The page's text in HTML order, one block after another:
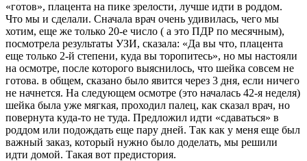
«готов», плацента на пике зрелости, лучше идти в роддом.
Что мы и сделали. Сначала врач очень удивилась, чего мы
хотим, еще же только 20-е число ( а это ПДР по месячным),
посмотрела результаты УЗИ, сказала: «Да вы что, плацента
еще только 2-й степени, куда вы торопитесь», но мы настояли
на осмотре, после которого выяснилось, что шейка совсем не
готова. в общем, сказано было явится через 3 дня, если ничего
не начнется. На следующем осмотре (это началась 42-я неделя)
шейка была уже мягкая, проходил палец, как сказал врач, но
повернута куда-то не туда. Предложил идти «сдаваться» в
роддом или подождать еще пару дней. Так как у меня еще был
важный заказ, который нужно было доделать, мы решили
идти домой. Такая вот предистория.